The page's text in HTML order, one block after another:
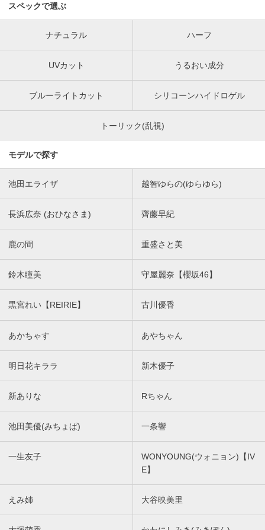
スペックで選ぶ
ナチュラル ハーフ
UVカット うるおい成分
ブルーライトカット シリコーンハイドロゲル
トーリック(乱視)
モデルで探す
池田エライザ 越智ゆらの(ゆらゆら)
長浜広奈 (おひなさま) 齊藤早紀
鹿の間 重盛さと美
鈴木瞳美 守屋麗奈【櫻坂46】
黒宮れい【REIRIE】 古川優香
あかちゃす あやちゃん
明日花キララ 新木優子
新ありな Rちゃん
池田美優(みちょぱ) 一条響
一生友子
WONYOUNG(ウォニョン)【IV
E】
えみ姉 大谷映美里